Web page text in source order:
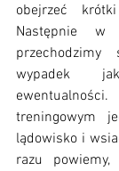
obejrzeć
Następnie w
wypadek
treningowym
lądowisko i
razu